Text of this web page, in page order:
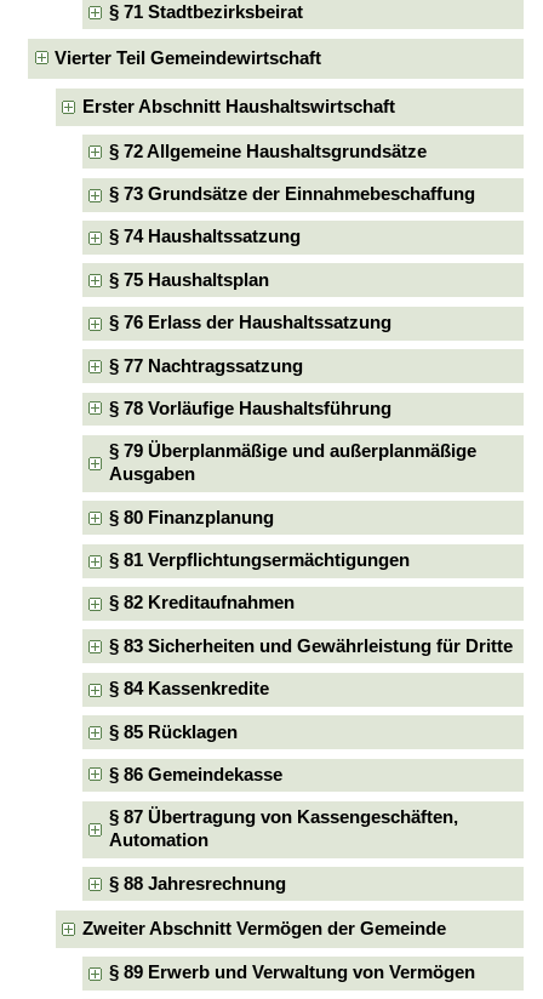
§ 71 Stadtbezirksbeirat
Vierter Teil Gemeindewirtschaft
Erster Abschnitt Haushaltswirtschaft
§ 72 Allgemeine Haushaltsgrundsätze
§ 73 Grundsätze der Einnahmebeschaffung
§ 74 Haushaltssatzung
§ 75 Haushaltsplan
§ 76 Erlass der Haushaltssatzung
§ 77 Nachtragssatzung
§ 78 Vorläufige Haushaltsführung
§ 79 Überplanmäßige und außerplanmäßige
Ausgaben
§ 80 Finanzplanung
§ 81 Verpflichtungsermächtigungen
§ 82 Kreditaufnahmen
§ 83 Sicherheiten und Gewährleistung für Dritte
§ 84 Kassenkredite
§ 85 Rücklagen
§ 86 Gemeindekasse
§ 87 Übertragung von Kassengeschäften,
Automation
§ 88 Jahresrechnung
Zweiter Abschnitt Vermögen der Gemeinde
§ 89 Erwerb und Verwaltung von Vermögen